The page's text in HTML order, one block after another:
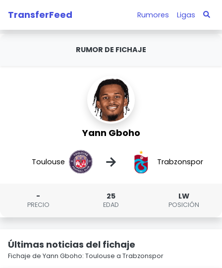
TransferFeed Rumores Ligas
RUMOR DE FICHAJE
Yann Gboho
Toulouse → Trabzonspor
-
PRECIO
25
EDAD
LW
POSICIÓN
Últimas noticias del fichaje
Fichaje de Yann Gboho: Toulouse a Trabzonspor